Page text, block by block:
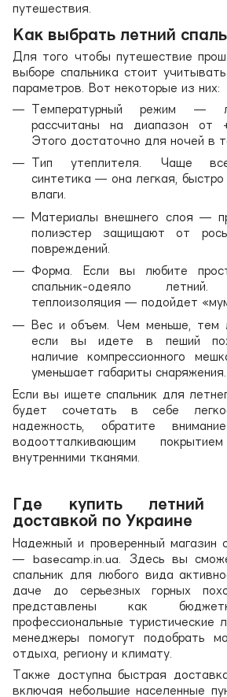
путешествия.
Как выбрать летний
Для того чтобы путешествие
выборе спальника стоит
параметров. Вот некоторые из них:
Температурный режим —
рассчитаны на диапазон
Этого достаточно для ночей в
Тип утеплителя. Чаще
синтетика — она легкая, быстро
влаги.
Материалы внешнего слоя —
полиэстер защищают от
повреждений.
Форма. Если вы любите
спальник-одеяло
теплоизоляция — подойдет
Вес и объем. Чем меньше, тем
если вы идете в пеший
наличие компрессионного
уменьшает габариты снаряжения.
Если вы ищете спальник для
будет сочетать в себе
надежность, обратите
водоотталкивающим
внутренними тканями.
Где купить летний
доставкой по Украине
Надежный и проверенный магазин
— basecamp.in.ua. Здесь вы
спальник для любого вида
даче до серьезных горных
представлены как
профессиональные туристические
менеджеры помогут подобрать
отдыха, региону и климату.
Также доступна быстрая
включая небольшие населенные